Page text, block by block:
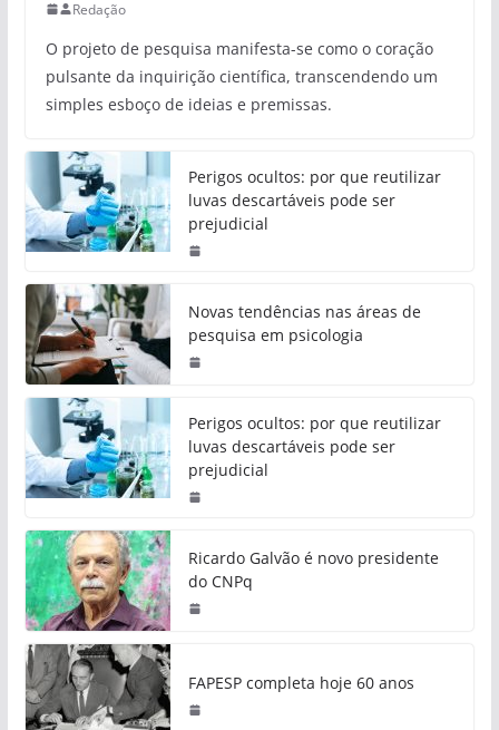
Redação
O projeto de pesquisa manifesta-se como o coração
pulsante da inquirição científica, transcendendo um
simples esboço de ideias e premissas.
Perigos ocultos: por que reutilizar
luvas descartáveis pode ser
prejudicial
Novas tendências nas áreas de
pesquisa em psicologia
Perigos ocultos: por que reutilizar
luvas descartáveis pode ser
prejudicial
Ricardo Galvão é novo presidente
do CNPq
FAPESP completa hoje 60 anos